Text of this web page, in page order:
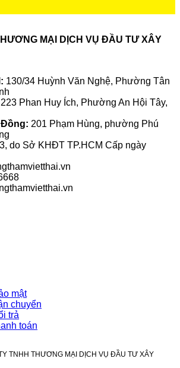
MẠI DỊCH VỤ ĐẦU TƯ XÂY
130/34 Huỳnh Văn Nghệ, Phường Tân
223 Phan Huy Ích, Phường An Hội Tây,
Đồng: 201 Phạm Hùng, phường Phú
, do Sở KHĐT TP.HCM Cấp ngày
mật
chuyển
trả
toán
TNHH THƯƠNG MẠI DỊCH VỤ ĐẦU TƯ XÂY